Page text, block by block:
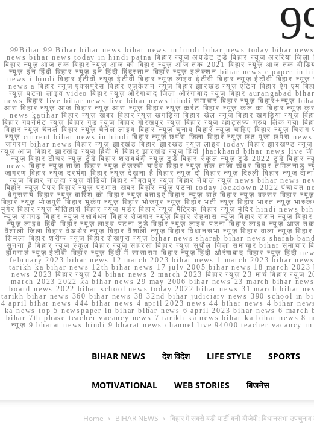
99Bihar 99 Bihar bihar news bihar news in hindi bihar news today bihar
news bihar news today in hindi patna बिहार न्यूज़ अपडेट टुडे बिहार न्यूज़ अररिया
बिहार न्यूज़ आज तक बिहार न्यूज़ आज का बिहार न्यूज़ आज तक 2021 बिहार न्यूज़ आज तक
न्यूज़ इन हिंदी बिहार न्यूज़ इन हिंदी हिंदुस्तान बिहार न्यूज़ इलेक्शन bihar news e paper in
news i hindi बिहार ईटीवी न्यूज़ ईटीवी बिहार न्यूज़ लाइव ईटीवी बिहार न्यूज़ ईटीवी बिहार
news a बिहार न्यूज़ एक्सप्रेस बिहार एजुकेशन न्यूज़ बिहार झारखंड न्यूज़ एटिन बिहार ऐप एम
न्यूज़ पटना लाइव video बिहार न्यूज़ औरंगाबाद जिला औरंगाबाद न्यूज़ बिहार
news बिहार live bihar news live bihar news hindi समाचार बिहार न्यूज़
आरा बिहार न्यूज़ आज बिहार न्यूज़ आरा न्यूज़ बिहार न्यूज़ करंट बिहार न्यूज़ कल का बिहार न्यूज़
news katihar बिहार न्यूज़ खबर बिहार न्यूज़ खगड़िया बिहार खेल न्यूज़ बिहार खगड़िया न्यूज़
बिहार गवर्नमेंट न्यूज़ बिहार गुड न्यूज़ बिहार गोरखपुर न्यूज़ बिहार न्यूज़ व्हाट्सप्प ग्रुप लिंक
बिहार न्यूज़ चैनल बिहार न्यूज़ चैनल लाइव बिहार न्यूज़ चुनाव बिहार न्यूज़ चाहिए बिहार न्यूज़
न्यूज़ current bihar news in hindi बिहार न्यूज़ छपरा जिला बिहार न्यूज़ छठ पूजा छपरा news
जागरण bihar news बिहार न्यूज़ झारखंड बिहार-झारखंड न्यूज़ लाइव today बिहार झारखण्ड
न्यूज़ आज बिहार झारखंड न्यूज़ हिंदी में बिहार झारखंड न्यूज़ हिंदी jharkhand bihar news live जी
न्यूज़ बिहार टीचर न्यूज़ टुडे बिहार शराबबंदी न्यूज़ टुडे बिहार स्कूल न्यूज़ टुडे 2022 टुडे
news बिहार न्यूज़ ताजा बिहार न्यूज़ तेजस्वी यादव बिहार न्यूज़ तक ताजा खबर बिहार तमिलनाडु
जागरण बिहार न्यूज़ दरभंगा बिहार न्यूज़ देखना है बिहार न्यूज़ दो बिहार न्यूज़ दिल्ली बिहार न्यूज़
न्यूज़ बिहार नालंदा न्यूज़ वीडियो बिहार नौबतपुर न्यूज़ बिहार नेपाल न्यूज़ news bihar
बिहार न्यूज़ पेपर बिहार न्यूज़ प्रभात खबर बिहार न्यूज़ पटना today lockdown 2022
बेगूसराय बिहार न्यूज़ बारिश का बिहार न्यूज़ बताइए बिहार न्यूज़ बाढ़ बिहार न्यूज़ बक्सर बिहार
बिहार न्यूज़ भोजपुरी बिहार भूकंप न्यूज़ बिहार भोजपुर न्यूज़ बिहार भर्ती न्यूज़ बिहार भारत न्यूज़
मुंगेर बिहार न्यूज़ मोतिहारी बिहार न्यूज़ मर्डर बिहार न्यूज़ मैट्रिक बिहार न्यूज़ मंदिर hindi news
न्यूज़ रामगढ़ बिहार न्यूज़ रक्षाबंधन बिहार रोजगार न्यूज़ बिहार रोहतास न्यूज़ बिहार राशन न्यूज़
न्यूज़ लाइव हिंदी बिहार न्यूज़ लाइव पटना टुडे बिहार न्यूज़ लाइव पटना बिहार लाइव न्यूज़
वैशाली जिला बिहार वेअथेर न्यूज़ बिहार वैशाली न्यूज़ बिहार विधानसभा न्यूज़ बिहार वाला न्यूज़
शिमला बिहार शरीफ न्यूज़ बिहार शेखपुरा न्यूज़ bihar news sharab bihar news sharab bandi
सुनना है बिहार न्यूज़ स्कूल बिहार न्यूज़ सहरसा बिहार न्यूज़ सुपौल जिला समाचार bihar समाचार
होमगार्ड न्यूज़ ईटीवी बिहार न्यूज़ हिंदी में सासाराम बिहार न्यूज़ हिंदी औरंगाबाद बिहार न्यूज़
february 2023 bihar news 12 march 2023 bihar news 1 march 2023 bihar
tarikh ka bihar news 12th bihar news 17 july 2005 bihar news 18 march
news 2023 बिहार न्यूज़ 24 bihar news 2 march 2023 बिहार न्यूज़ 23 मार्च बिहार
march 2023 2022 ka bihar news 29 may 2006 bihar news 23 march bihar
board news 2022 bihar school news today 2022 bihar news 31 march bihar
tarikh bihar news 360 bihar news 38 32nd bihar judiciary news 390 school in
4 april bihar news 444 bihar news 4 april 2023 news 44 bihar news 4 bihar
ka news top 5 newspaper in bihar bihar news 6 april 2023 bihar news 6
bihar 7th phase teacher vacancy news 7 tarikh ka news bihar ka bihar news
न्यूज़ 9 bharat news hindi 9 bharat news channel live 94000 teacher vacancy
BIHAR NEWS देश विदेश LIFE STYLE SPORTS
MOTIVATIONAL WEB STORIES बिजनेस
Home BIHAR NEWS बिहार में सबसे बड़ी पार्टी बनी बीजेपी: विधानसभा